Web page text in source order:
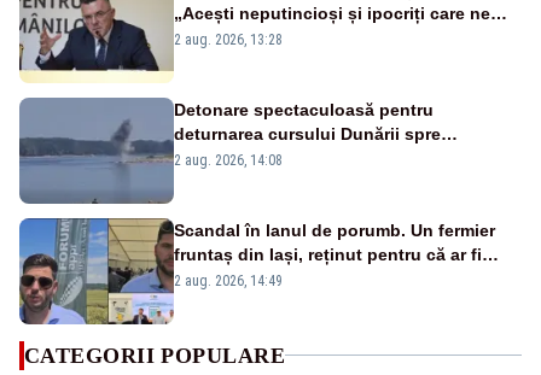
„Acești neputincioși și ipocriți care ne
conduc”
2 aug. 2026, 13:28
Detonare spectaculoasă pentru
deturnarea cursului Dunării spre
Cernavodă. Imagini MApN – VIDEO
2 aug. 2026, 14:08
Scandal în lanul de porumb. Un fermier
fruntaș din Iași, reținut pentru că ar fi
bătut un bărbat prins la furat
2 aug. 2026, 14:49
CATEGORII POPULARE